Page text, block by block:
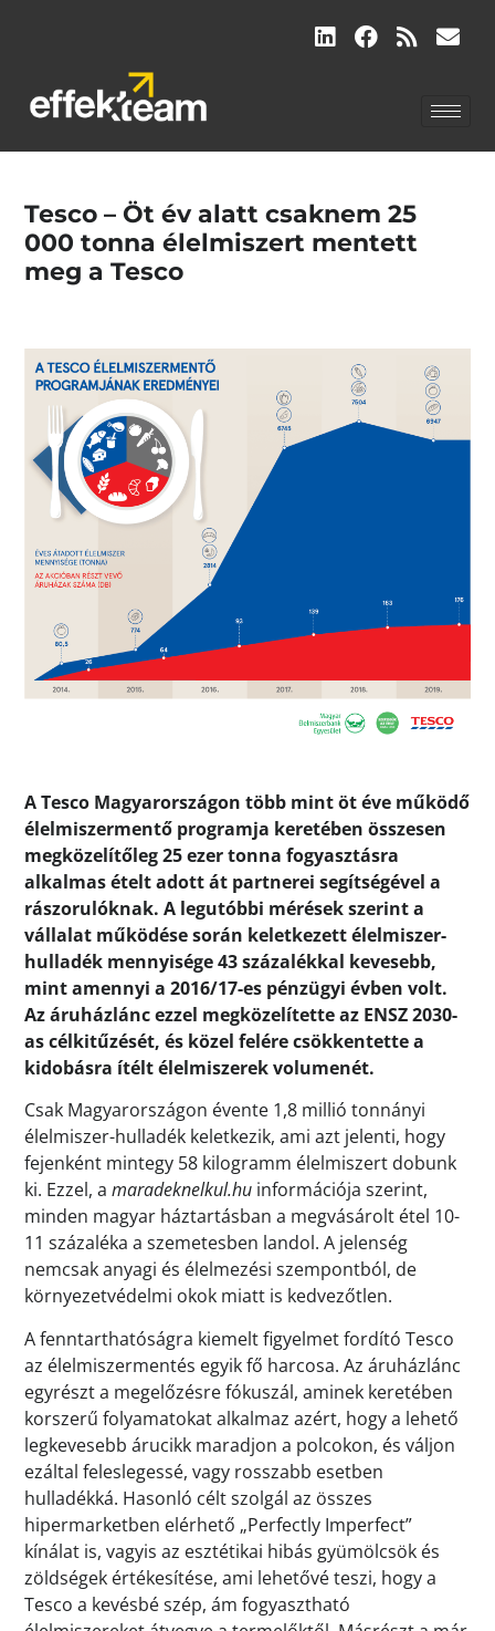
Tesco – Öt év alatt csaknem 25
000 tonna élelmiszert mentett
meg a Tesco
A Tesco Magyarországon több mint öt éve működő
élelmiszermentő programja keretében összesen
megközelítőleg 25 ezer tonna fogyasztásra
alkalmas ételt adott át partnerei segítségével a
rászorulóknak. A legutóbbi mérések szerint a
vállalat működése során keletkezett élelmiszer-
hulladék mennyisége 43 százalékkal kevesebb,
mint amennyi a 2016/17-es pénzügyi évben volt.
Az áruházlánc ezzel megközelítette az ENSZ 2030-
as célkitűzését, és közel felére csökkentette a
kidobásra ítélt élelmiszerek volumenét.
Csak Magyarországon évente 1,8 millió tonnányi
élelmiszer-hulladék keletkezik, ami azt jelenti, hogy
fejenként mintegy 58 kilogramm élelmiszert dobunk
ki. Ezzel, amaradeknelkul.hu információja szerint,
minden magyar háztartásban a megvásárolt étel 10-
11 százaléka a szemetesben landol. A jelenség
nemcsak anyagi és élelmezési szempontból, de
környezetvédelmi okok miatt is kedvezőtlen.
A fenntarthatóságra kiemelt figyelmet fordító Tesco
az élelmiszermentés egyik fő harcosa. Az áruházlánc
egyrészt a megelőzésre fókuszál, aminek keretében
korszerű folyamatokat alkalmaz azért, hogy a lehető
legkevesebb árucikk maradjon a polcokon, és váljon
ezáltal feleslegessé, vagy rosszabb esetben
hulladékká. Hasonló célt szolgál az összes
hipermarketben elérhető „Perfectly Imperfect”
kínálat is, vagyis az esztétikai hibás gyümölcsök és
zöldségek értékesítése, ami lehetővé teszi, hogy a
Tesco a kevésbé szép, ám fogyasztható